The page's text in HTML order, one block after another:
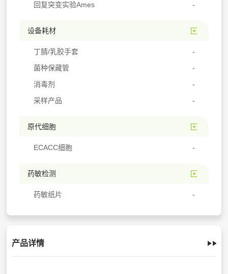
回复突变实验Ames
设备耗材
丁腈/乳胶手套
菌种保藏管
消毒剂
采样产品
原代细胞
ECACC细胞
药敏检测
药敏纸片
产品详情